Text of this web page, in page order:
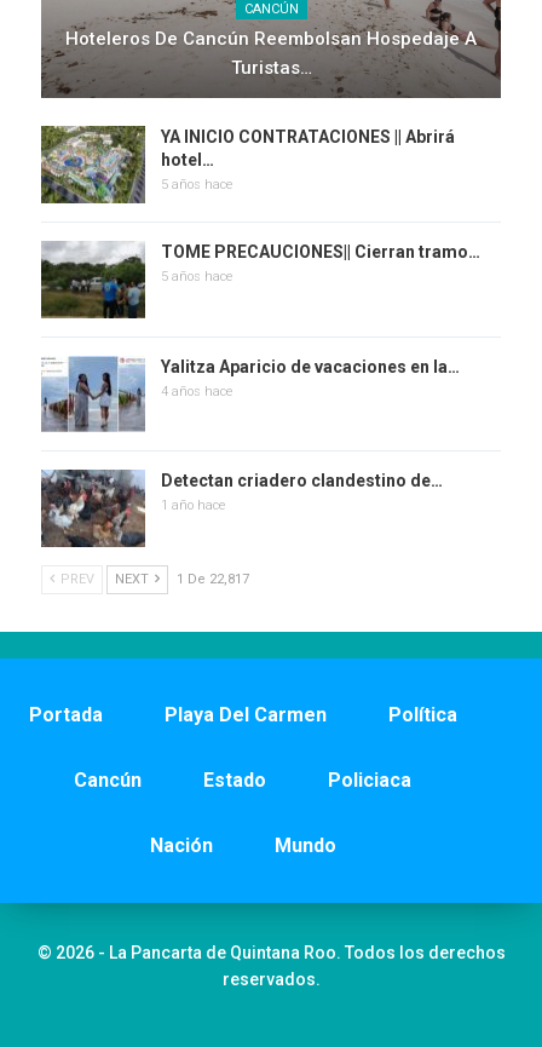
CANCÚN
Hoteleros De Cancún Reembolsan Hospedaje A
Turistas…
YA INICIO CONTRATACIONES || Abrirá
hotel…
5 años hace
TOME PRECAUCIONES|| Cierran tramo…
5 años hace
Yalitza Aparicio de vacaciones en la…
4 años hace
Detectan criadero clandestino de…
1 año hace
PREV NEXT 1 De 22,817
Portada Playa Del Carmen Política
Cancún Estado Policiaca
Nación Mundo
© 2026 - La Pancarta de Quintana Roo. Todos los derechos
reservados.